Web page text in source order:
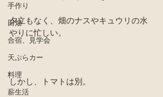
手作り
田畑
合宿、見学会
天ぷらカー
料理
薪生活
夕立もなく、畑のナスやキュウリの水
やりに忙しい。
しかし、トマトは別。